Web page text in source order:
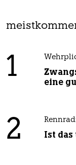
1
eine
2 Ist